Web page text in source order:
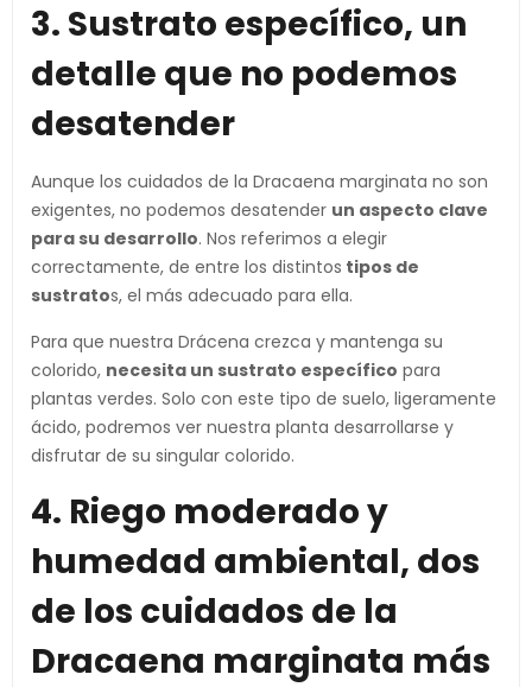
3. Sustrato específico, un
detalle que no podemos
desatender
Aunque los cuidados de la Dracaena marginata no son
exigentes, no podemos desatender un aspecto clave
para su desarrollo. Nos referimos a elegir
correctamente, de entre los distintos tipos de
sustratos, el más adecuado para ella.
Para que nuestra Drácena crezca y mantenga su
colorido, necesita un sustrato específico para
plantas verdes. Solo con este tipo de suelo, ligeramente
ácido, podremos ver nuestra planta desarrollarse y
disfrutar de su singular colorido.
4. Riego moderado y
humedad ambiental, dos
de los cuidados de la
Dracaena marginata más